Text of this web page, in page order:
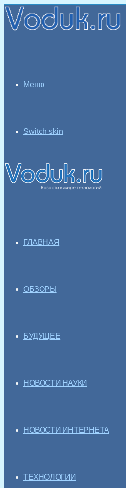
Меню
Switch skin
ГЛАВНАЯ
ОБЗОРЫ
БУДУЩЕЕ
НОВОСТИ НАУКИ
НОВОСТИ ИНТЕРНЕТА
ТЕХНОЛОГИИ